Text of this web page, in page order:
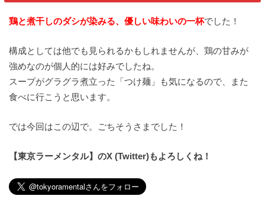
鶏と煮干しのダシが染みる、優しい味わいの一杯でした！
構成としては他でも見られるかもしれませんが、鶏の甘みが
強めなのが個人的には好みでしたね。
スープがグラグラ煮立った「つけ麺」も気になるので、また
食べに行こうと思います。
では今回はこの辺で。ごちそうさまでした！
【東京ラーメンタル】のX (Twitter)もよろしくね！